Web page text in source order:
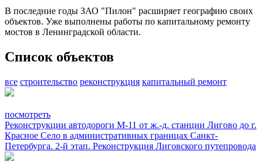
В последние годы ЗАО "Пилон" расширяет географию своих
объектов. Уже выполнены работы по капитальному ремонту
мостов в Ленинградской области.
Список объектов
все строительство реконструкция капитальный ремонт
посмотреть
Реконструкции автодороги М-11 от ж.-д. станции Лигово до г.
Красное Село в административных границах Санкт-
Петербурга. 2-й этап. Реконструкция Лиговского путепровода